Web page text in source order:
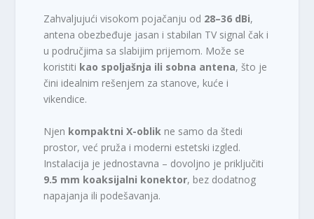
Zahvaljujući visokom pojačanju od 28–36 dBi,
antena obezbeđuje jasan i stabilan TV signal čak i
u područjima sa slabijim prijemom. Može se
koristiti kao spoljašnja ili sobna antena, što je
čini idealnim rešenjem za stanove, kuće i
vikendice.
Njen kompaktni X-oblik ne samo da štedi
prostor, već pruža i moderni estetski izgled.
Instalacija je jednostavna – dovoljno je priključiti
9.5 mm koaksijalni konektor, bez dodatnog
napajanja ili podešavanja.